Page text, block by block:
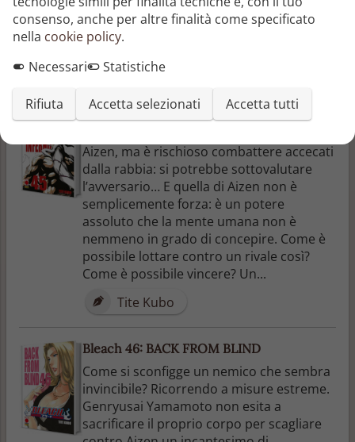
continuano il combattimento contro
Aporro!
Tite Kubo
Bleach 45: THE BURNOUT INFERNO
Aizen, ma è rischioso combattere accecati
dalla rabbia: si potrebbe sottovalutare
l’avversario… E quella di Aizen non è
semplicemente forza: è un potere
assoluto che la mente umana non è
nemmeno in grado di concepire. Come è
possibile lottare contro un rivale così?
Come è possibile vincere? Un...
Tite Kubo
Bleach 46: BACK FROM BLIND
Come si sconfigge un nemico che sembra
invincibile? Ricorrendo a misure estreme.
Genryusai Yamamoto non esita a
sacrificare il proprio corpo per scagliare
consenso, anche per altre finalità come specificato
nella cookie policy.
Necessari
Statistiche
Rifiuta Accetta selezionati Accetta tutti